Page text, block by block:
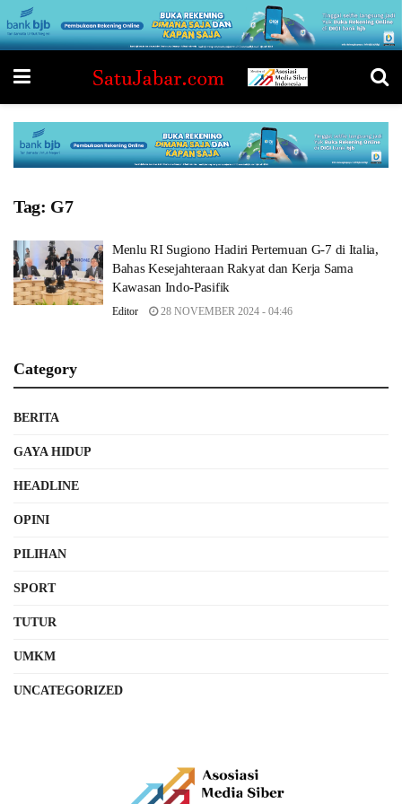
Tag: G7
Menlu RI Sugiono Hadiri Pertemuan G-7 di Italia,
Bahas Kesejahteraan Rakyat dan Kerja Sama
Kawasan Indo-Pasifik
Editor 28 NOVEMBER 2024 - 04:46
Category
BERITA
GAYA HIDUP
HEADLINE
OPINI
PILIHAN
SPORT
TUTUR
UMKM
UNCATEGORIZED